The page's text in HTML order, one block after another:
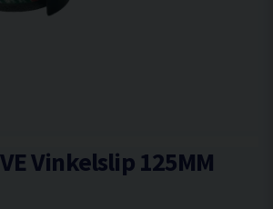
Vinkelslip 125MM